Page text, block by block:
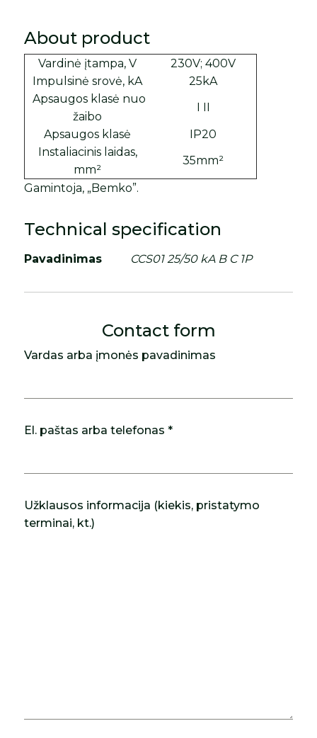
About product
Vardinė įtampa, V
230V; 400V
Impulsinė srovė, kA
25kA
Apsaugos klasė nuo
žaibo
I II
Apsaugos klasė
IP20
Instaliacinis laidas,
mm²
35mm²
Gamintoja, „Bemko”.
Technical specification
Pavadinimas CCS01 25/50 kA B C 1P
Contact form
Vardas arba įmonės pavadinimas
El. paštas arba telefonas *
Užklausos informacija (kiekis, pristatymo
terminai, kt.)